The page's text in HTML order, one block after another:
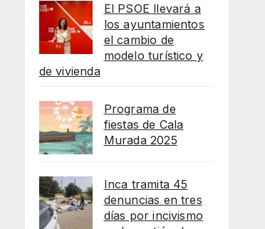
El PSOE llevará a
los ayuntamientos
el cambio de
modelo turístico y
de vivienda
Programa de
fiestas de Cala
Murada 2025
Inca tramita 45
denuncias en tres
días por incivismo